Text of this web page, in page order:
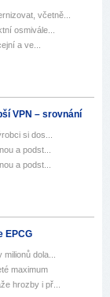
včetně...
osmivále...
a ve...
VPN – srovnání
si dos...
a podst...
a podst...
EPCG
dola...
maximum
hrozby i př...